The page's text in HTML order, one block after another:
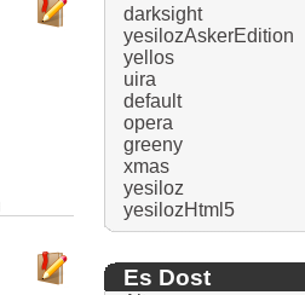
darksight
yesilozAskerEdition
yellos
uira
default
opera
greeny
xmas
yesiloz
yesilozHtml5
Es Dost